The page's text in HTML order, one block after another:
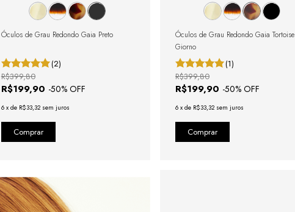
Óculos de Grau Redondo Gaia Preto
(2)
R$199,90 -50% OFF
R$399,80
6 x de R$33,32 sem juros
Óculos de Grau Redondo Gaia Tortoise
Giorno
(1)
R$199,90 -50% OFF
R$399,80
6 x de R$33,32 sem juros